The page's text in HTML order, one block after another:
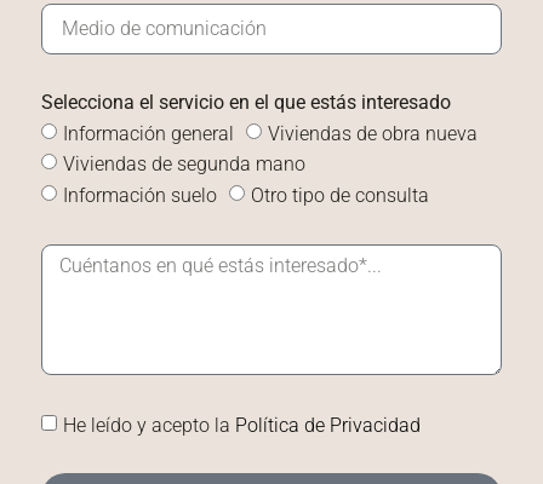
Selecciona el servicio en el que estás interesado
Información general
Viviendas de obra nueva
Viviendas de segunda mano
Información suelo
Otro tipo de consulta
He leído y acepto la Política de Privacidad